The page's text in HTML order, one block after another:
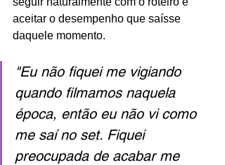
aceitar o desempenho que saísse
daquele momento.
"Eu não fiquei me vigiando
quando filmamos naquela
época, então eu não vi como
me saí no set. Fiquei
preocupada de acabar me